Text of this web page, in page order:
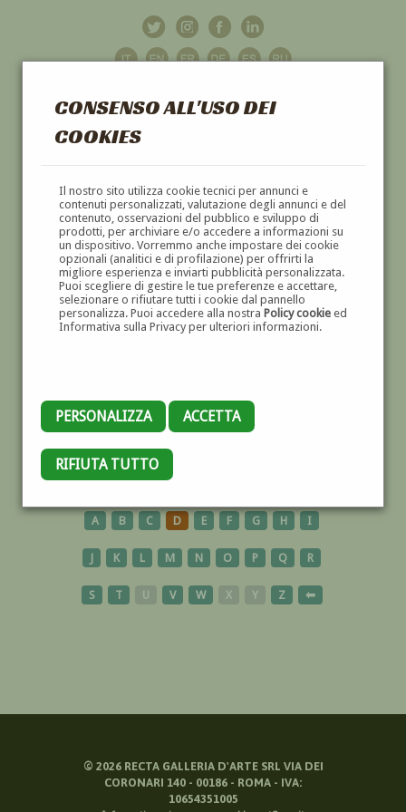
CONSENSO ALL'USO DEI
COOKIES
Il nostro sito utilizza cookie tecnici per annunci e
contenuti personalizzati, valutazione degli annunci e del
contenuto, osservazioni del pubblico e sviluppo di
prodotti, per archiviare e/o accedere a informazioni su
un dispositivo. Vorremmo anche impostare dei cookie
opzionali (analitici e di profilazione) per offrirti la
migliore esperienza e inviarti pubblicità personalizzata.
Puoi scegliere di gestire le tue preferenze e accettare,
selezionare o rifiutare tutti i cookie dal pannello
personalizza. Puoi accedere alla nostra Policy cookieed
Informativa sulla Privacy per ulteriori informazioni.
PERSONALIZZA ACCETTA
RIFIUTA TUTTO
GALLERIAD'ARTE
DIPINTI E SCULTURE '800 E '900
SUORA
A B C D E F G H I
J K L M N O P Q R
S T U V W X Y Z ⬅
© 2026RECTA GALLERIA D'ARTE SRL VIA DEI
CORONARI 140 - 00186 - ROMA - IVA:
10654351005